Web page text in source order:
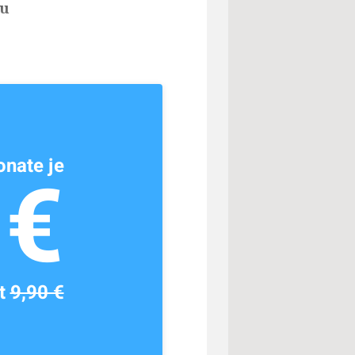
je
9,90 €